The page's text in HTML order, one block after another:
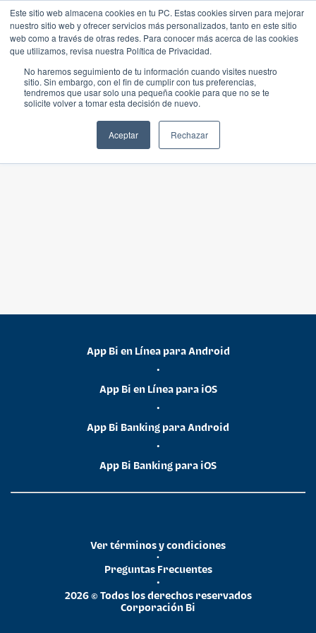
Este sitio web almacena cookies en tu PC. Estas cookies sirven para mejorar
nuestro sitio web y ofrecer servicios más personalizados, tanto en este sitio
web como a través de otras redes. Para conocer más acerca de las cookies
que utilizamos, revisa nuestra Política de Privacidad.
No haremos seguimiento de tu información cuando visites nuestro
sitio. Sin embargo, con el fin de cumplir con tus preferencias,
tendremos que usar solo una pequeña cookie para que no se te
solicite volver a tomar esta decisión de nuevo.
Aceptar Rechazar
App Bi en Línea para Android
•
App Bi en Línea para iOS
•
App Bi Banking para Android
•
App Bi Banking para iOS
2026 © Todos los derechos reservados
Corporación Bi
•
Preguntas Frecuentes
•
Ver términos y condiciones